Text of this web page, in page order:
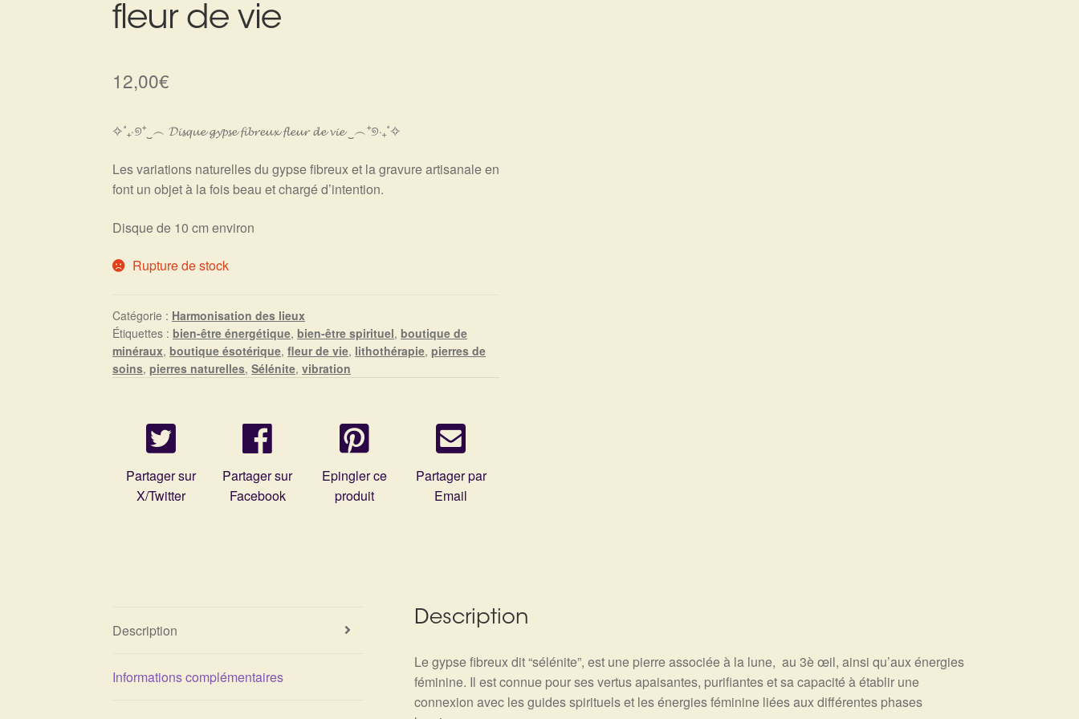
fleur de vie
12,00€
✧˚₊‧୭⁺‿︵ 𝓓𝓲𝓼𝓺𝓾𝓮 𝓰𝔂𝓹𝓼𝓮 𝓯𝓲𝓫𝓻𝓮𝓾𝔁 𝓯𝓵𝓮𝓾𝓻 𝓭𝓮 𝓿𝓲𝓮 ‿︵⁺୭‧₊˚✧
Les variations naturelles du gypse fibreux et la gravure artisanale en
font un objet à la fois beau et chargé d’intention.
Disque de 10 cm environ
Rupture de stock
Catégorie : Harmonisation des lieux
Étiquettes :bien-être énergétique,bien-être spirituel,boutique de
minéraux,boutique ésotérique,fleur de vie, lithothérapie,pierres de
soins,pierres naturelles,Sélénite,vibration
Partager sur
X/Twitter
Partager sur
Facebook
Epingler ce
produit
Partager par
Email
Description
Informations complémentaires
Description
Le gypse fibreux dit “sélénite”, est une pierre associée à la lune, au 3è œil, ainsi qu’aux énergies
féminine. Il est connue pour ses vertus apaisantes, purifiantes et sa capacité à établir une
connexion avec les guides spirituels et les énergies féminine liées aux différentes phases